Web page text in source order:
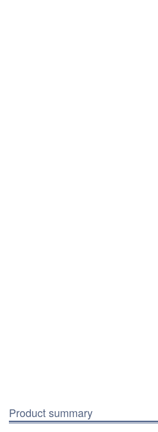
Product summary